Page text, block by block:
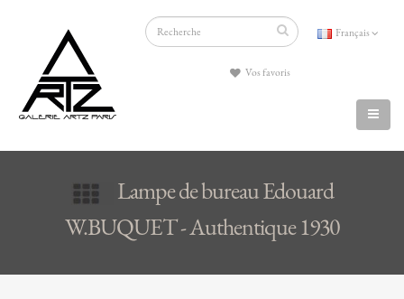
Français
Vos favoris
Lampe de bureau Edouard
W.BUQUET - Authentique 1930